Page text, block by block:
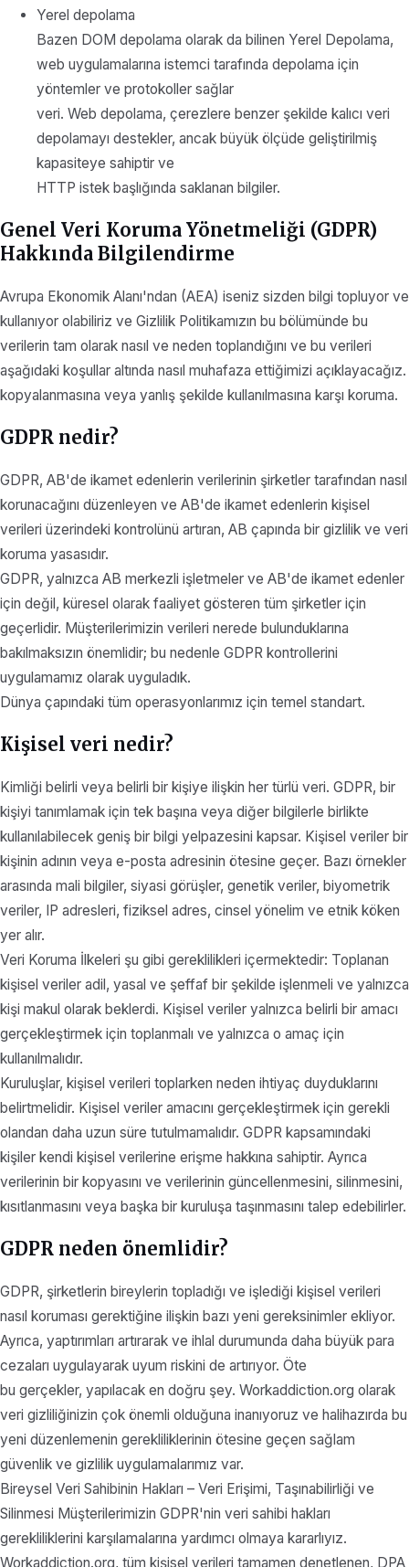
Yerel depolama
Bazen DOM depolama olarak da bilinen Yerel Depolama,
web uygulamalarına istemci tarafında depolama için
yöntemler ve protokoller sağlar
veri. Web depolama, çerezlere benzer şekilde kalıcı veri
depolamayı destekler, ancak büyük ölçüde geliştirilmiş
kapasiteye sahiptir ve
HTTP istek başlığında saklanan bilgiler.
Genel Veri Koruma Yönetmeliği (GDPR)
Hakkında Bilgilendirme
Avrupa Ekonomik Alanı'ndan (AEA) iseniz sizden bilgi topluyor ve
kullanıyor olabiliriz ve Gizlilik Politikamızın bu bölümünde bu
verilerin tam olarak nasıl ve neden toplandığını ve bu verileri
aşağıdaki koşullar altında nasıl muhafaza ettiğimizi açıklayacağız.
kopyalanmasına veya yanlış şekilde kullanılmasına karşı koruma.
GDPR nedir?
GDPR, AB'de ikamet edenlerin verilerinin şirketler tarafından nasıl
korunacağını düzenleyen ve AB'de ikamet edenlerin kişisel
verileri üzerindeki kontrolünü artıran, AB çapında bir gizlilik ve veri
koruma yasasıdır.
GDPR, yalnızca AB merkezli işletmeler ve AB'de ikamet edenler
için değil, küresel olarak faaliyet gösteren tüm şirketler için
geçerlidir. Müşterilerimizin verileri nerede bulunduklarına
bakılmaksızın önemlidir; bu nedenle GDPR kontrollerini
uygulamamız olarak uyguladık.
Dünya çapındaki tüm operasyonlarımız için temel standart.
Kişisel veri nedir?
Kimliği belirli veya belirli bir kişiye ilişkin her türlü veri. GDPR, bir
kişiyi tanımlamak için tek başına veya diğer bilgilerle birlikte
kullanılabilecek geniş bir bilgi yelpazesini kapsar. Kişisel veriler bir
kişinin adının veya e-posta adresinin ötesine geçer. Bazı örnekler
arasında mali bilgiler, siyasi görüşler, genetik veriler, biyometrik
veriler, IP adresleri, fiziksel adres, cinsel yönelim ve etnik köken
yer alır.
Veri Koruma İlkeleri şu gibi gereklilikleri içermektedir: Toplanan
kişisel veriler adil, yasal ve şeffaf bir şekilde işlenmeli ve yalnızca
kişi makul olarak beklerdi. Kişisel veriler yalnızca belirli bir amacı
gerçekleştirmek için toplanmalı ve yalnızca o amaç için
kullanılmalıdır.
Kuruluşlar, kişisel verileri toplarken neden ihtiyaç duyduklarını
belirtmelidir. Kişisel veriler amacını gerçekleştirmek için gerekli
olandan daha uzun süre tutulmamalıdır. GDPR kapsamındaki
kişiler kendi kişisel verilerine erişme hakkına sahiptir. Ayrıca
verilerinin bir kopyasını ve verilerinin güncellenmesini, silinmesini,
kısıtlanmasını veya başka bir kuruluşa taşınmasını talep edebilirler.
GDPR neden önemlidir?
GDPR, şirketlerin bireylerin topladığı ve işlediği kişisel verileri
nasıl koruması gerektiğine ilişkin bazı yeni gereksinimler ekliyor.
Ayrıca, yaptırımları artırarak ve ihlal durumunda daha büyük para
cezaları uygulayarak uyum riskini de artırıyor. Öte
bu gerçekler, yapılacak en doğru şey. Workaddiction.org olarak
veri gizliliğinizin çok önemli olduğuna inanıyoruz ve halihazırda bu
yeni düzenlemenin gerekliliklerinin ötesine geçen sağlam
güvenlik ve gizlilik uygulamalarımız var.
Bireysel Veri Sahibinin Hakları – Veri Erişimi, Taşınabilirliği ve
Silinmesi Müşterilerimizin GDPR'nin veri sahibi hakları
gerekliliklerini karşılamalarına yardımcı olmaya kararlıyız.
Workaddiction.org, tüm kişisel verileri tamamen denetlenen, DPA